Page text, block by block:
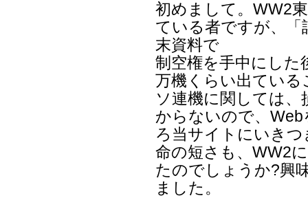
初めまして。WW2
ている者ですが、「
末資料で
制空権を手中にした
万機くらい出てい
ソ連機に関しては
からないので、
ろ当サイトにいき
命の短さも、WW2
たのでしょうか?興
ました。